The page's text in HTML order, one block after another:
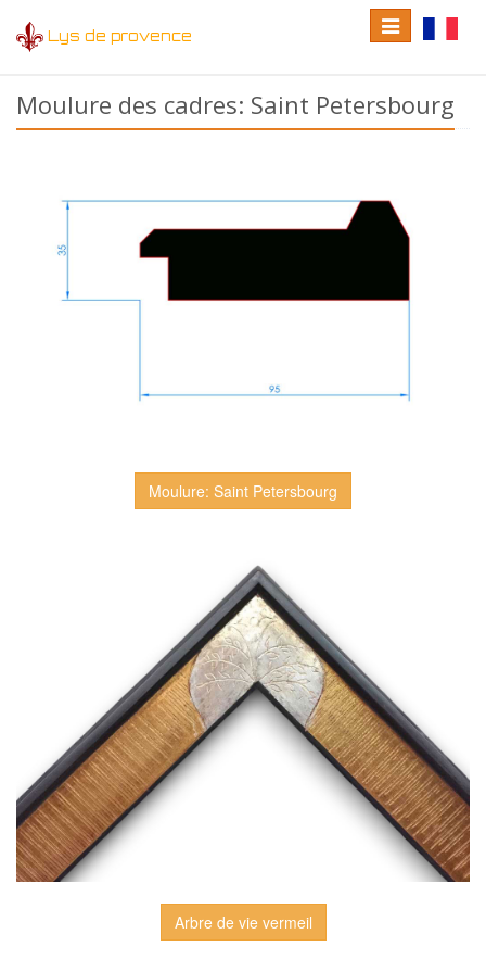
Lys de provence
language
Toggle
navigation
Moulure des cadres: Saint Petersbourg
Moulure: Saint Petersbourg
Arbre de vie vermeil